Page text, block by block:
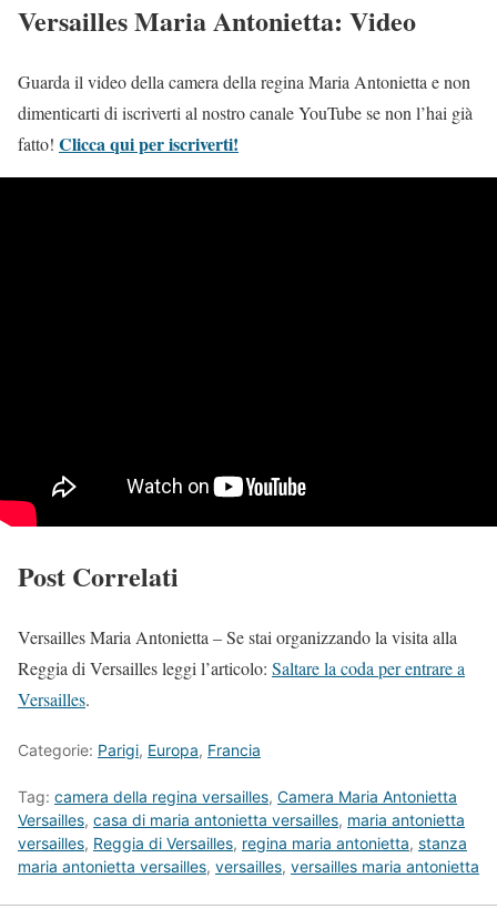
Versailles Maria Antonietta: Video
Guarda il video della camera della regina Maria Antonietta e non
dimenticarti di iscriverti al nostro canale YouTube se non l’hai già
fatto! Clicca qui per iscriverti!
Post Correlati
Versailles Maria Antonietta – Se stai organizzando la visita alla
Reggia di Versailles leggi l’articolo: Saltare la coda per entrare a
Versailles.
Categorie: Parigi, Europa, Francia
Tag: camera della regina versailles, Camera Maria Antonietta
Versailles, casa di maria antonietta versailles, maria antonietta
versailles, Reggia di Versailles, regina maria antonietta, stanza
maria antonietta versailles, versailles, versailles maria antonietta